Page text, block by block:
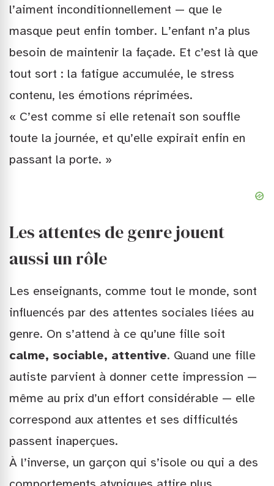
l’aiment inconditionnellement — que le
masque peut enfin tomber. L’enfant n’a plus
besoin de maintenir la façade. Et c’est là que
tout sort : la fatigue accumulée, le stress
contenu, les émotions réprimées.
« C’est comme si elle retenait son souffle
toute la journée, et qu’elle expirait enfin en
passant la porte. »
Les attentes de genre jouent
aussi un rôle
Les enseignants, comme tout le monde, sont
influencés par des attentes sociales liées au
genre. On s’attend à ce qu’une fille soit
calme, sociable, attentive. Quand une fille
autiste parvient à donner cette impression —
même au prix d’un effort considérable — elle
correspond aux attentes et ses difficultés
passent inaperçues.
À l’inverse, un garçon qui s’isole ou qui a des